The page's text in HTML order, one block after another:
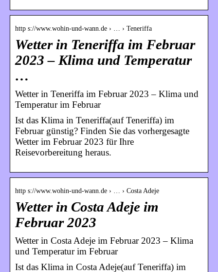
http s://www.wohin-und-wann.de › … › Teneriffa
Wetter in Teneriffa im Februar
2023 – Klima und Temperatur
…
Wetter in Teneriffa im Februar 2023 – Klima und
Temperatur im Februar
Ist das Klima in Teneriffa(auf Teneriffa) im
Februar günstig? Finden Sie das vorhergesagte
Wetter im Februar 2023 für Ihre
Reisevorbereitung heraus.
http s://www.wohin-und-wann.de › … › Costa Adeje
Wetter in Costa Adeje im
Februar 2023
Wetter in Costa Adeje im Februar 2023 – Klima
und Temperatur im Februar
Ist das Klima in Costa Adeje(auf Teneriffa) im